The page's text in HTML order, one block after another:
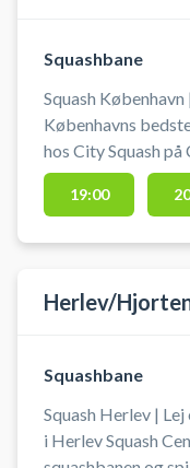
Squashbane
Squash København
Københavns
hos City Squash på
Book squashbane
København på City
19:00
Herlev/
Squashbane
Squash Herlev | Lej
i Herlev Squash